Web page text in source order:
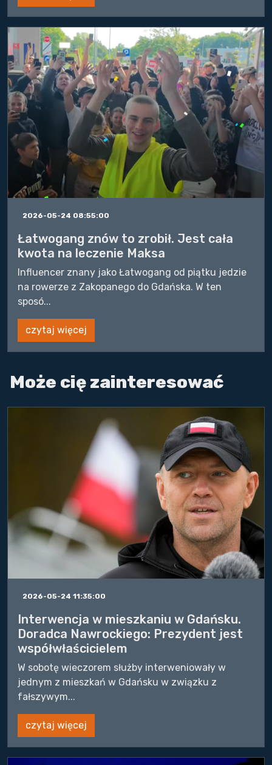
2026-05-24 08:55:00
Łatwogang znów to zrobił. Jest cała
kwota na leczenie Maksa
Influencer znany jako Łatwogang od piątku jedzie
na rowerze z Zakopanego do Gdańska. W ten
sposó...
czytaj więcej
Może cię zainteresować
2026-05-24 11:35:00
Interwencja w mieszkaniu w Gdańsku.
Doradca Nawrockiego: Prezydent jest
współwłaścicielem
W sobotę wieczorem służby interweniowały w
jednym z mieszkań w Gdańsku w związku z
fałszywym...
czytaj więcej